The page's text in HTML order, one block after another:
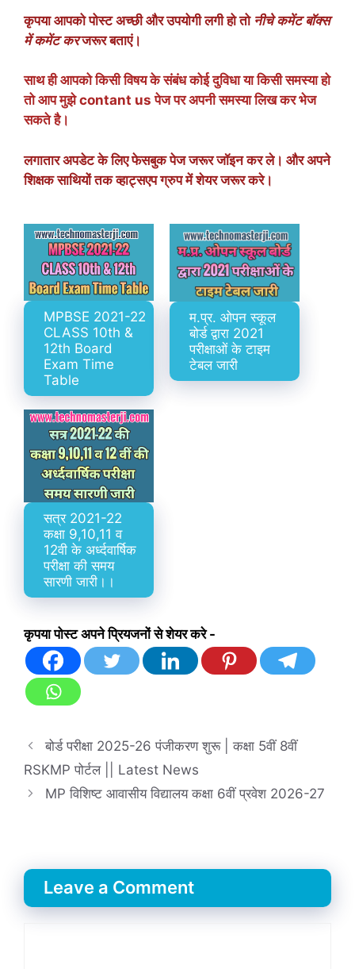
कृपया आपको पोस्ट अच्छी और उपयोगी लगी हो तो नीचे कमेंट बॉक्स
में कमेंट करजरूर बताएं।
साथ ही आपको किसी विषय के संबंध कोई दुविधा या किसी समस्या हो
तो आप मुझेcontant us पेज पर अपनी समस्या लिख कर भेज
सकते है।
लगातार अपडेट के लिएफेसबुक पेजजरूर जॉइन कर ले। और अपने
शिक्षक साथियों तक व्हाट्सएप ग्रुप में शेयर जरूर करे।
MPBSE 2021-22
CLASS 10th &
12th Board
Exam Time
Table
म.प्र. ओपन स्कूल
बोर्ड द्वारा 2021
परीक्षाओं के टाइम
टेबल जारी
सत्र 2021-22
कक्षा 9,10,11 व
12वी के अर्ध्दवार्षिक
परीक्षा की समय
सारणी जारी।।
कृपया पोस्ट अपने प्रियजनों से शेयर करे -
बोर्ड परीक्षा 2025-26 पंजीकरण शुरू | कक्षा 5वीं 8वीं
RSKMP पोर्टल || Latest News
MP विशिष्ट आवासीय विद्यालय कक्षा 6वीं प्रवेश 2026-27
Leave a Comment